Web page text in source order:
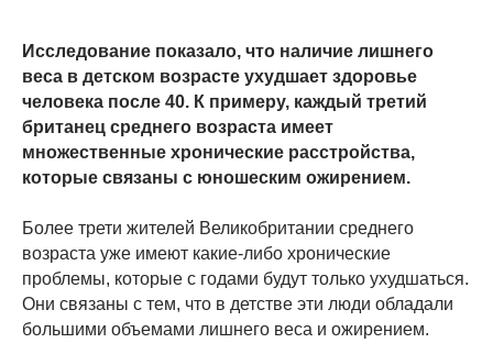
Исследование показало, что наличие лишнего
веса в детском возрасте ухудшает здоровье
человека после 40. К примеру, каждый третий
британец среднего возраста имеет
множественные хронические расстройства,
которые связаны с юношеским ожирением.
Более трети жителей Великобритании среднего
возраста уже имеют какие-либо хронические
проблемы, которые с годами будут только ухудшаться.
Они связаны с тем, что в детстве эти люди обладали
большими объемами лишнего веса и ожирением.